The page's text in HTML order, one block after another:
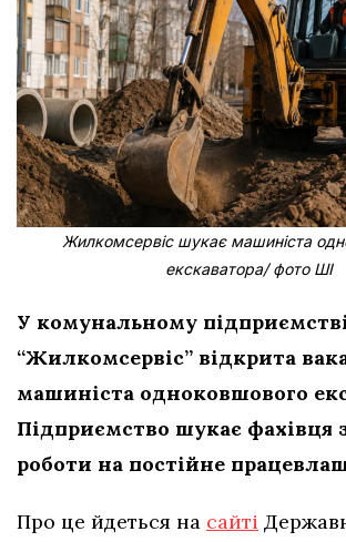
Жилкомсервіс шукає машиніста
екскаватора/ фото ШІ
У комунальному
“Жилкомсервіс” відкрита
машиніста одноковшового
Підприємство шукає фахівця
роботи на постійне
Про це йдеться на сайті